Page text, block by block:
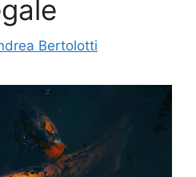
Bertolotti